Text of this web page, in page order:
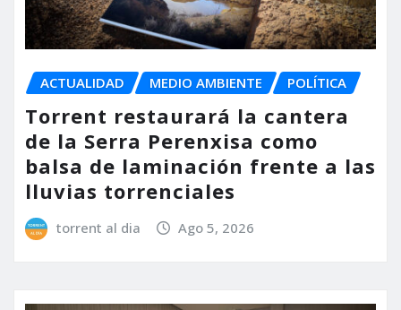
ACTUALIDAD MEDIO AMBIENTE POLÍTICA
Torrent restaurará la cantera
de la Serra Perenxisa como
balsa de laminación frente a las
lluvias torrenciales
torrent al dia Ago 5, 2026